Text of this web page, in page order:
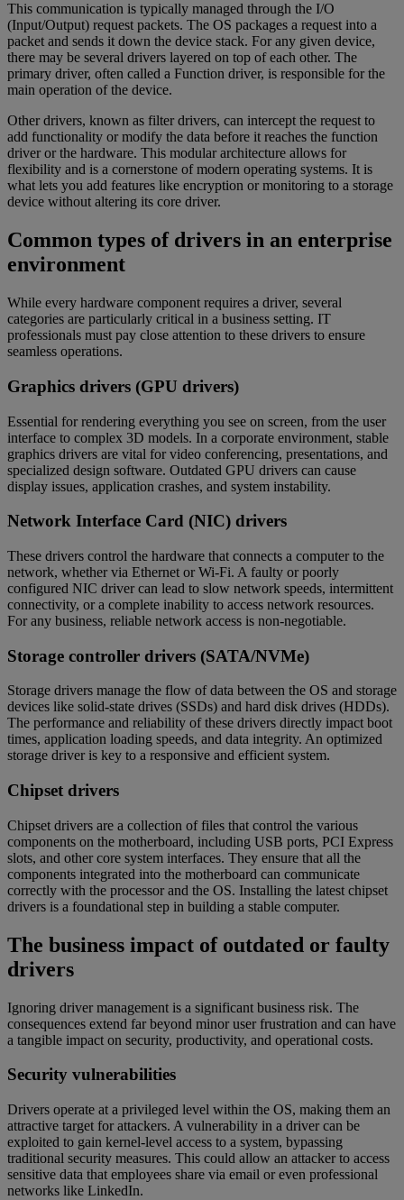
This communication is typically managed through the I/O
(Input/Output) request packets. The OS packages a request into a
packet and sends it down the device stack. For any given device,
there may be several drivers layered on top of each other. The
primary driver, often called a Function driver, is responsible for the
main operation of the device.
Other drivers, known as filter drivers, can intercept the request to
add functionality or modify the data before it reaches the function
driver or the hardware. This modular architecture allows for
flexibility and is a cornerstone of modern operating systems. It is
what lets you add features like encryption or monitoring to a storage
device without altering its core driver.
Common types of drivers in an enterprise
environment
While every hardware component requires a driver, several
categories are particularly critical in a business setting. IT
professionals must pay close attention to these drivers to ensure
seamless operations.
Graphics drivers (GPU drivers)
Essential for rendering everything you see on screen, from the user
interface to complex 3D models. In a corporate environment, stable
graphics drivers are vital for video conferencing, presentations, and
specialized design software. Outdated GPU drivers can cause
display issues, application crashes, and system instability.
Network Interface Card (NIC) drivers
These drivers control the hardware that connects a computer to the
network, whether via Ethernet or Wi-Fi. A faulty or poorly
configured NIC driver can lead to slow network speeds, intermittent
connectivity, or a complete inability to access network resources.
For any business, reliable network access is non-negotiable.
Storage controller drivers (SATA/NVMe)
Storage drivers manage the flow of data between the OS and storage
devices like solid-state drives (SSDs) and hard disk drives (HDDs).
The performance and reliability of these drivers directly impact boot
times, application loading speeds, and data integrity. An optimized
storage driver is key to a responsive and efficient system.
Chipset drivers
Chipset drivers are a collection of files that control the various
components on the motherboard, including USB ports, PCI Express
slots, and other core system interfaces. They ensure that all the
components integrated into the motherboard can communicate
correctly with the processor and the OS. Installing the latest chipset
drivers is a foundational step in building a stable computer.
The business impact of outdated or faulty
drivers
Ignoring driver management is a significant business risk. The
consequences extend far beyond minor user frustration and can have
a tangible impact on security, productivity, and operational costs.
Security vulnerabilities
Drivers operate at a privileged level within the OS, making them an
attractive target for attackers. A vulnerability in a driver can be
exploited to gain kernel-level access to a system, bypassing
traditional security measures. This could allow an attacker to access
sensitive data that employees share via email or even professional
networks like LinkedIn.